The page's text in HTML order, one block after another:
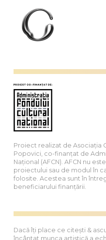
Proiect realizat de Asociația
Popovici, co-finanțat de
Național (AFCN). AFCN nu
proiectului sau de modul în
folosite. Acestea sunt în
beneficiarului finanțării.
Dacă îți place ce citești &
încântat munca artistică a